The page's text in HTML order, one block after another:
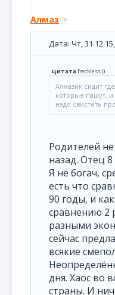
Алмаз
Дата: Чт,
Цитатаfreckless()
Алмазик сидит
которые пашут, и
надо свистеть
Родителей
назад. Отец 8
Я не богач,
есть что
90 годы, и
сравнению 2
разными
сейчас
всякие
дня. Хаос во
страны. И